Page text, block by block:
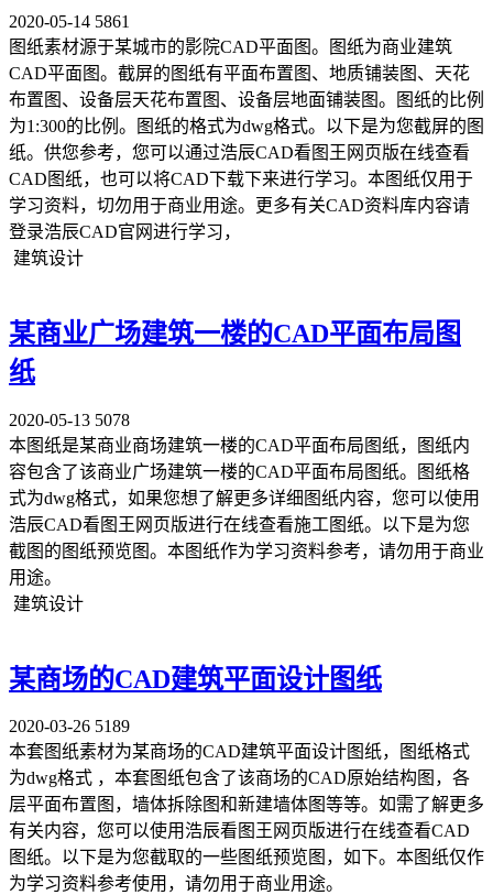
2020-05-14 5861
图纸素材源于某城市的影院CAD平面图。图纸为商业建筑
CAD平面图。截屏的图纸有平面布置图、地质铺装图、天花
布置图、设备层天花布置图、设备层地面铺装图。图纸的比例
为1:300的比例。图纸的格式为dwg格式。以下是为您截屏的图
纸。供您参考，您可以通过浩辰CAD看图王网页版在线查看
CAD图纸，也可以将CAD下载下来进行学习。本图纸仅用于
学习资料，切勿用于商业用途。更多有关CAD资料库内容请
登录浩辰CAD官网进行学习，
建筑设计
某商业广场建筑一楼的CAD平面布局图
纸
2020-05-13 5078
本图纸是某商业商场建筑一楼的CAD平面布局图纸，图纸内
容包含了该商业广场建筑一楼的CAD平面布局图纸。图纸格
式为dwg格式，如果您想了解更多详细图纸内容，您可以使用
浩辰CAD看图王网页版进行在线查看施工图纸。以下是为您
截图的图纸预览图。本图纸作为学习资料参考，请勿用于商业
用途。
建筑设计
某商场的CAD建筑平面设计图纸
2020-03-26 5189
本套图纸素材为某商场的CAD建筑平面设计图纸，图纸格式
为dwg格式 ，本套图纸包含了该商场的CAD原始结构图，各
层平面布置图，墙体拆除图和新建墙体图等等。如需了解更多
有关内容，您可以使用浩辰看图王网页版进行在线查看CAD
图纸。以下是为您截取的一些图纸预览图，如下。本图纸仅作
为学习资料参考使用，请勿用于商业用途。